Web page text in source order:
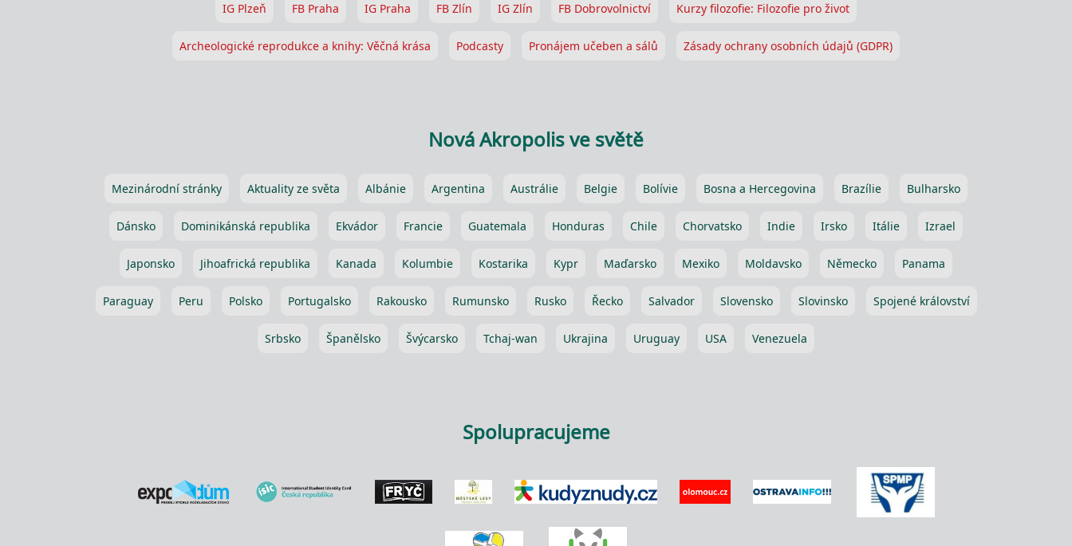
IG Plzeň FB Praha IG Praha FB Zlín IG Zlín FB Dobrovolnictví Kurzy filozofie: Filozofie pro život
Archeologické reprodukce a knihy: Věčná krása Podcasty Pronájem učeben a sálů Zásady ochrany osobních údajů (GDPR)
Nová Akropolis ve světě
Mezinárodní stránky Aktuality ze světa Albánie Argentina Austrálie Belgie Bolívie Bosna a Hercegovina Brazílie Bulharsko
Dánsko Dominikánská republika Ekvádor Francie Guatemala Honduras Chile Chorvatsko Indie Irsko Itálie Izrael
Japonsko Jihoafrická republika Kanada Kolumbie Kostarika Kypr Maďarsko Mexiko Moldavsko Německo Panama
Paraguay Peru Polsko Portugalsko Rakousko Rumunsko Rusko Řecko Salvador Slovensko Slovinsko Spojené království
Srbsko Španělsko Švýcarsko Tchaj-wan Ukrajina Uruguay USA Venezuela
Spolupracujeme